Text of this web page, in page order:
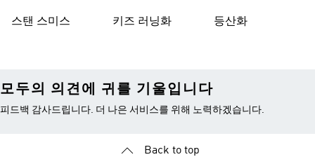
스탠 스미스 키즈 러닝화 등산화
모두의 의견에 귀를 기울입니다
피드백 감사드립니다. 더 나은 서비스를 위해 노력하겠습니다.
Back to top